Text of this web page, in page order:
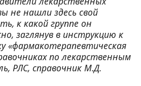
не нашли здесь свой
к какой группе он
заглянув в инструкцию к
«фармакотерапевтическая
по лекарственным
РЛС, справочник М.Д.